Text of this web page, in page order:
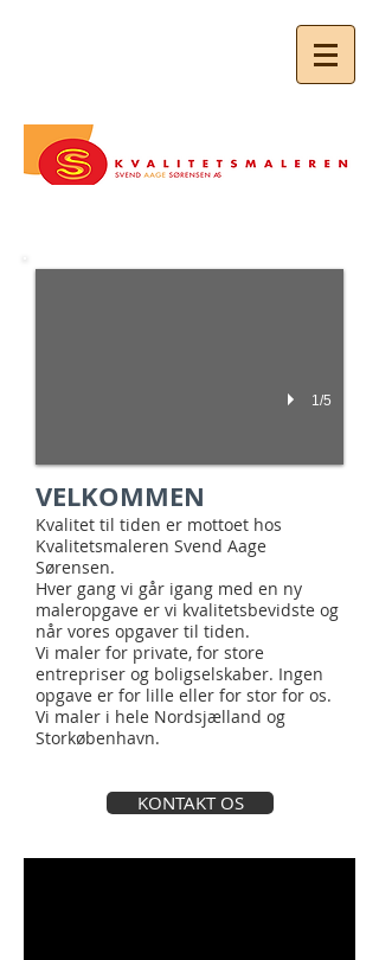
1/5
VELKOMMEN
Kvalitet til tiden er mottoet hos
Kvalitetsmaleren Svend Aage
Sørensen.
Hver gang vi går igang med en ny
maleropgave er vi kvalitetsbevidste og
når vores opgaver til tiden.
Vi maler for private, for store
entrepriser og boligselskaber. Ingen
opgave er for lille eller for stor for os.
Vi maler i hele Nordsjælland og
Storkøbenhavn.
KONTAKT OS